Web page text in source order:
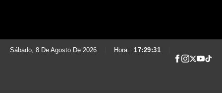
Sábado, 8 De Agosto De 2026 Hora: 17:29:32